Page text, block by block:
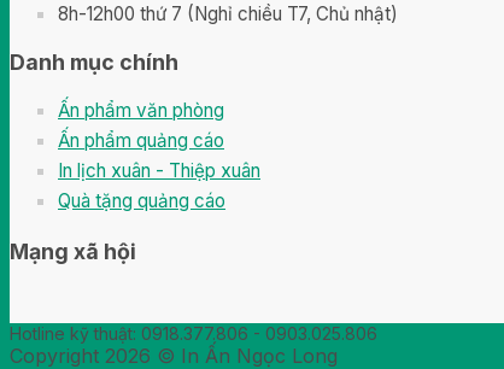
8h-12h00 thứ 7 (Nghỉ chiều T7, Chủ nhật)
Danh mục chính
Ấn phẩm văn phòng
Ấn phẩm quảng cáo
In lịch xuân - Thiệp xuân
Quà tặng quảng cáo
Mạng xã hội
Hotline kỹ thuật: 0918.377.806 - 0903.025.806
Copyright 2026 © In Ấn Ngọc Long